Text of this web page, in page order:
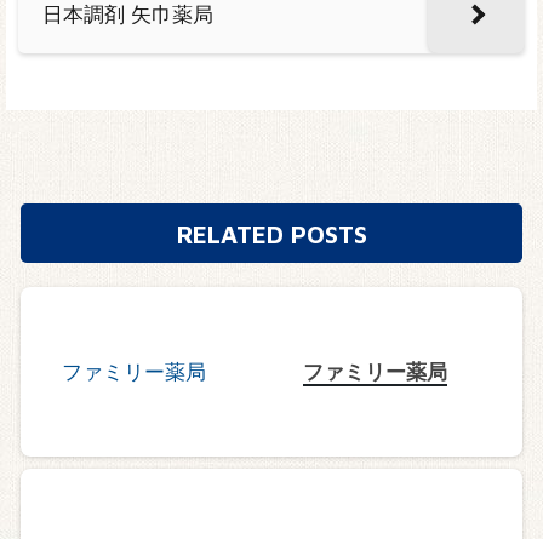
日本調剤 矢巾薬局
RELATED POSTS
ファミリー薬局